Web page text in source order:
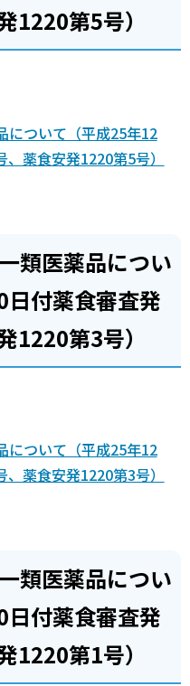
1220第5号）
について（平成25年12
薬食安発1220第5号）
類医薬品につい
付薬食審査発
1220第3号）
について（平成25年12
薬食安発1220第3号）
類医薬品につい
付薬食審査発
1220第1号）